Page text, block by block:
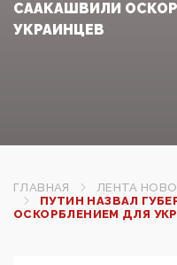
СААКАШВИЛИ
УКРАИНЦЕВ
ГЛАВНАЯ
ЛЕНТА
ПУТИН НАЗВАЛ
ОСКОРБЛЕНИЕМ ДЛЯ